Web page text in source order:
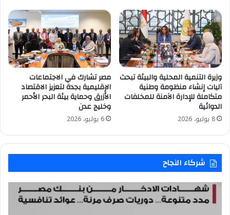
وزيرة التنمية المحلية والبيئة تبحث
آليات إنشاء منظومة وطنية
متكاملة للإدارة الآمنة للمخلفات
الدوائية
8 يوليو، 2026
مصر تشارك في الاجتماعات
الإقليمية بجدة لتعزيز الاقتصاد
الأزرق وحماية بيئة البحر الأحمر
وخليج عدن
6 يوليو، 2026
شركاء النجاح